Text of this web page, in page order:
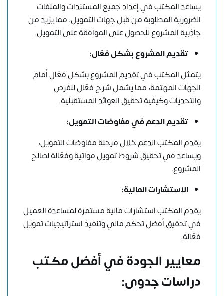
يساعد المكتب في إعداد جميع المستندات والملفات
الضرورية المطلوبة من قبل جهات التمويل، مما يزيد من
جاذبية المشروع للحصول على الموافقة على التمويل.
تقديم المشروع بشكل فعّال:
يتمثل المكتب في تقديم المشروع بشكل فعّال أمام
الجهات المهتمة، مما يشمل شرح فعّال للفرص
والتحديات وكيفية تحقيق العوائد المستقبلية.
تقديم الدعم في مفاوضات التمويل:
يقدم المكتب الدعم خلال مرحلة مفاوضات التمويل،
ويساعد في تحقيق شروط تمويل مواتية وفعّالة لصالح
المشروع.
الاستشارات المالية:
يقدم المكتب استشارات مالية مستمرة لمساعدة العميل
في تحقيق أفضل تحكم مالي وتنفيذ استراتيجيات تمويل
فعّالة.
معايير الجودة في أفضل مكتب
دراسات جدوى: